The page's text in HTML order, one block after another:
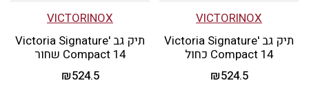
VICTORINOX
תיק גב 'Victoria Signature
Compact 14 כחול
₪524.5
VICTORINOX
תיק גב 'Victoria Signature
Compact 14 שחור
₪524.5